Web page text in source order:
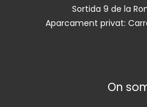
Sortida 9 de la
Aparcament privat:
On